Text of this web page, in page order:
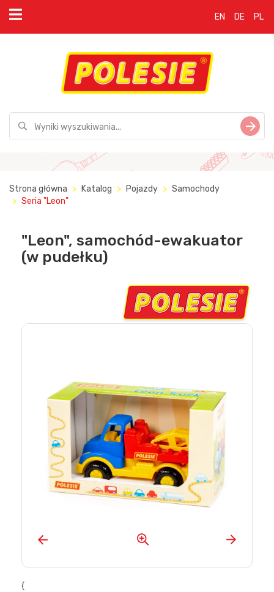
EN DE PL
Strona główna Katalog Pojazdy
Samochody
Seria "Leon"
"Leon", samochód-ewakuator
(w pudełku)
{